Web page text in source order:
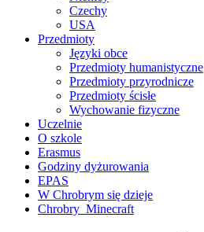
Czechy
USA
Przedmioty
Języki obce
Przedmioty humanistyczne
Przedmioty przyrodnicze
Przedmioty ścisłe
Wychowanie fizyczne
Uczelnie
O szkole
Erasmus
Godziny dyżurowania
EPAS
W Chrobrym się dzieje
Chrobry_Minecraft